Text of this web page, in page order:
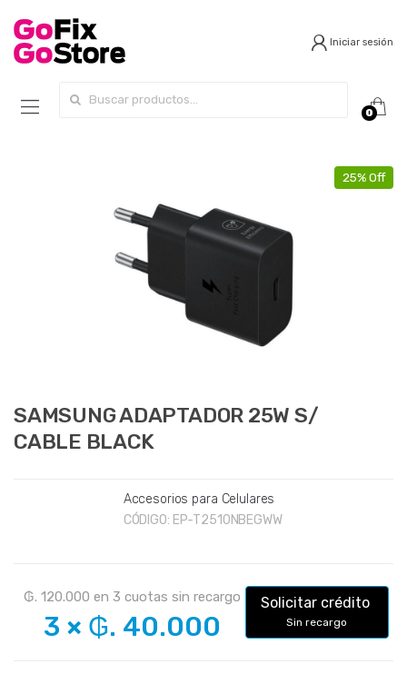
Iniciar sesión
0
25% Off
SAMSUNG ADAPTADOR 25W S/
CABLE BLACK
Accesorios para Celulares
CÓDIGO: EP-T2510NBEGWW
₲. 120.000 en 3 cuotas sin recargo
3 × ₲. 40.000
Solicitar crédito
Sin recargo